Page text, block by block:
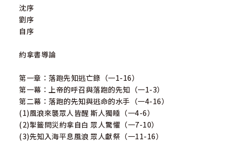
沈序
劉序
自序
約拿書導論
第一章：落跑先知逃亡錄（一1-16）
第一幕：上帝的呼召與落跑的先知（一1-3）
第二幕：落跑的先知與逃命的水手（一4-16）
(1)風浪來襲眾人皆醒 斯人獨睡（一4-6）
(2)掣籤問災約拿自白 眾人驚懼（一7-10）
(3)先知入海平息風浪 眾人獻祭（一11-16）